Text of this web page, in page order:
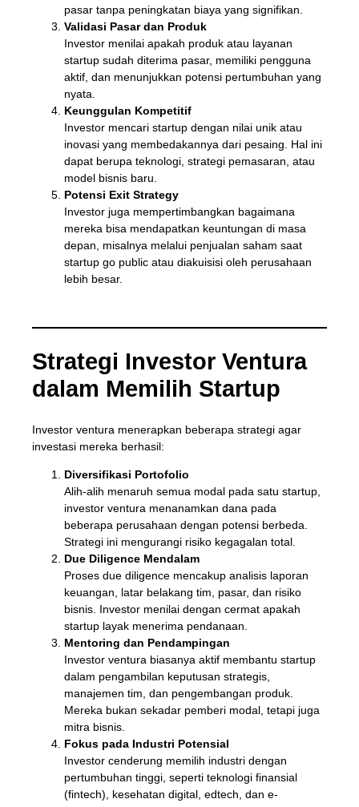
pasar tanpa peningkatan biaya yang signifikan.
Validasi Pasar dan Produk
Investor menilai apakah produk atau layanan
startup sudah diterima pasar, memiliki pengguna
aktif, dan menunjukkan potensi pertumbuhan yang
nyata.
Keunggulan Kompetitif
Investor mencari startup dengan nilai unik atau
inovasi yang membedakannya dari pesaing. Hal ini
dapat berupa teknologi, strategi pemasaran, atau
model bisnis baru.
Potensi Exit Strategy
Investor juga mempertimbangkan bagaimana
mereka bisa mendapatkan keuntungan di masa
depan, misalnya melalui penjualan saham saat
startup go public atau diakuisisi oleh perusahaan
lebih besar.
Strategi Investor Ventura
dalam Memilih Startup
Investor ventura menerapkan beberapa strategi agar
investasi mereka berhasil:
Diversifikasi Portofolio
Alih-alih menaruh semua modal pada satu startup,
investor ventura menanamkan dana pada
beberapa perusahaan dengan potensi berbeda.
Strategi ini mengurangi risiko kegagalan total.
Due Diligence Mendalam
Proses due diligence mencakup analisis laporan
keuangan, latar belakang tim, pasar, dan risiko
bisnis. Investor menilai dengan cermat apakah
startup layak menerima pendanaan.
Mentoring dan Pendampingan
Investor ventura biasanya aktif membantu startup
dalam pengambilan keputusan strategis,
manajemen tim, dan pengembangan produk.
Mereka bukan sekadar pemberi modal, tetapi juga
mitra bisnis.
Fokus pada Industri Potensial
Investor cenderung memilih industri dengan
pertumbuhan tinggi, seperti teknologi finansial
(fintech), kesehatan digital, edtech, dan e-